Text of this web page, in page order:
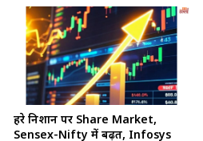
हरे निशान पर Share Market,
Sensex-Nifty में बढ़त, Infosys